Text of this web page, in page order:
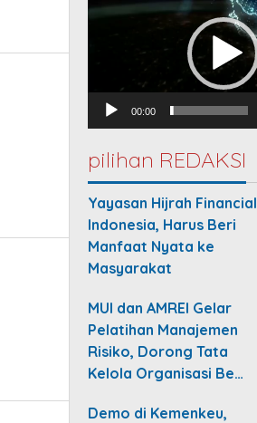
Player
00:00
pilihan REDAKSI
Yayasan Hijrah Financial
Indonesia, Harus Beri
Manfaat Nyata ke
Masyarakat
MUI dan AMREI Gelar
Pelatihan Manajemen
Risiko, Dorong Tata
Kelola Organisasi Be…
Demo di Kemenkeu,